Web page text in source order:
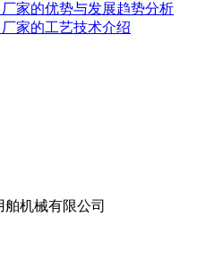
家的优势与发展趋势分析
家的工艺技术介绍
舶机械有限公司